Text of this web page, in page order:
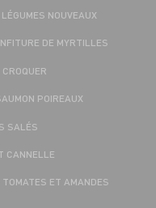
NOUVEAUX
DE MYRTILLES
POIREAUX
SALÉS
CANNELLE
ET AMANDES